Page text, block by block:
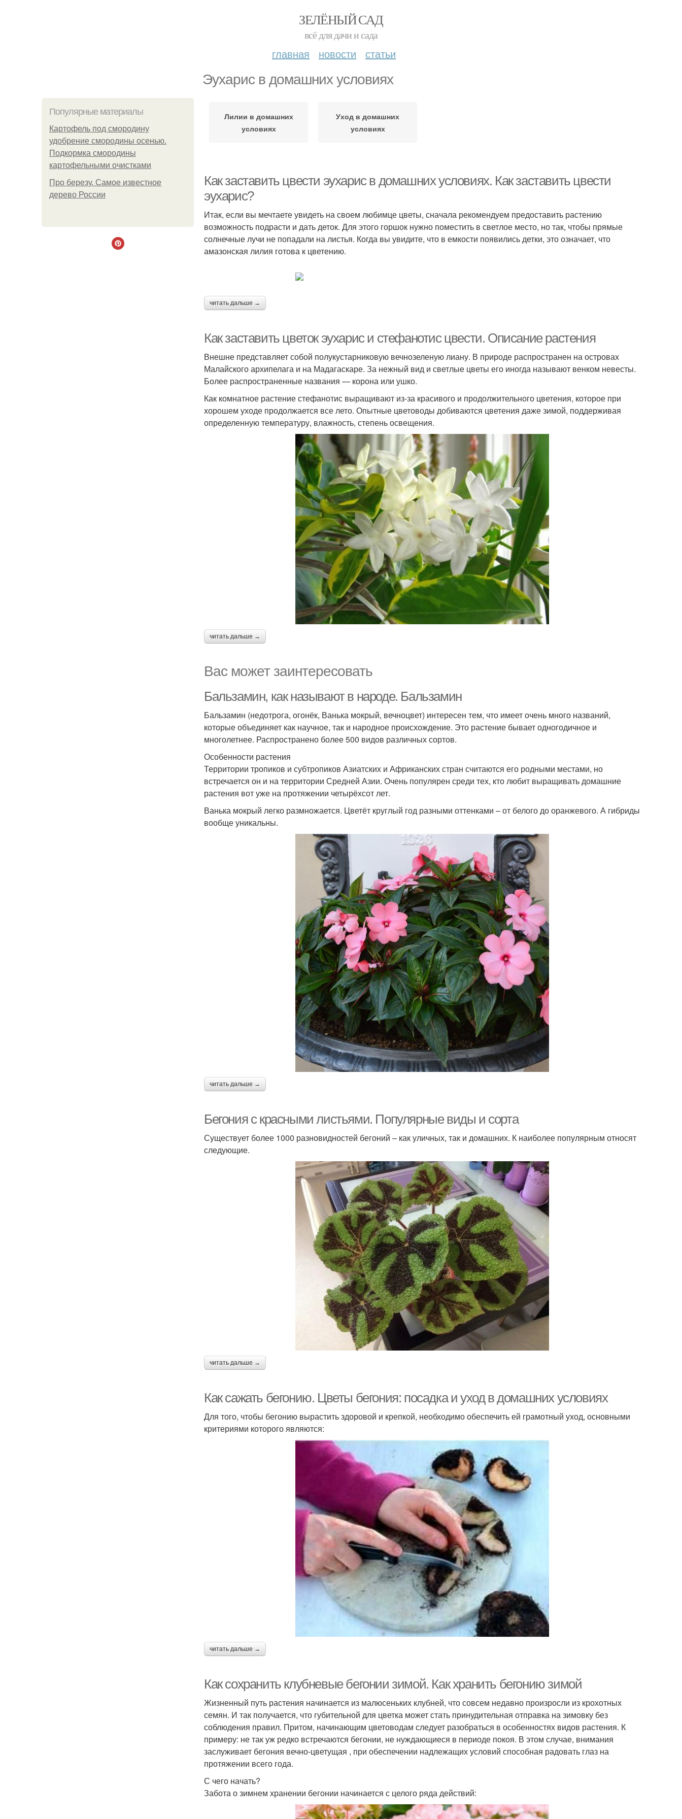
ЗЕЛЁНЫЙ САД
всё для дачи и сада
главная новости статьи
Эухарис в домашних условиях
Популярные материалы
Картофель под смородину
удобрение смородины осенью.
Подкормка смородины
картофельными очистками
Про березу. Самое известное
дерево России
Лилии в домашних
условиях
Уход в домашних
условиях
Как заставить цвести эухарис в домашних условиях. Как заставить цвести
эухарис?
Итак, если вы мечтаете увидеть на своем любимце цветы, сначала рекомендуем предоставить растению
возможность подрасти и дать деток. Для этого горшок нужно поместить в светлое место, но так, чтобы прямые
солнечные лучи не попадали на листья. Когда вы увидите, что в емкости появились детки, это означает, что
амазонская лилия готова к цветению.
читать дальше →
Как заставить цветок эухарис и стефанотис цвести. Описание растения
Внешне представляет собой полукустарниковую вечнозеленую лиану. В природе распространен на островах
Малайского архипелага и на Мадагаскаре. За нежный вид и светлые цветы его иногда называют венком невесты.
Более распространенные названия — корона или ушко.
Как комнатное растение стефанотис выращивают из-за красивого и продолжительного цветения, которое при
хорошем уходе продолжается все лето. Опытные цветоводы добиваются цветения даже зимой, поддерживая
определенную температуру, влажность, степень освещения.
читать дальше →
Вас может заинтересовать
Бальзамин, как называют в народе. Бальзамин
Бальзамин (недотрога, огонёк, Ванька мокрый, вечноцвет) интересен тем, что имеет очень много названий,
которые объединяет как научное, так и народное происхождение. Это растение бывает одногодичное и
многолетнее. Распространено более 500 видов различных сортов.
Особенности растения
Территории тропиков и субтропиков Азиатских и Африканских стран считаются его родными местами, но
встречается он и на территории Средней Азии. Очень популярен среди тех, кто любит выращивать домашние
растения вот уже на протяжении четырёхсот лет.
Ванька мокрый легко размножается. Цветёт круглый год разными оттенками – от белого до оранжевого. А гибриды
вообще уникальны.
читать дальше →
Бегония с красными листьями. Популярные виды и сорта
Существует более 1000 разновидностей бегоний – как уличных, так и домашних. К наиболее популярным относят
следующие.
читать дальше →
Как сажать бегонию. Цветы бегония: посадка и уход в домашних условиях
Для того, чтобы бегонию вырастить здоровой и крепкой, необходимо обеспечить ей грамотный уход, основными
критериями которого являются:
читать дальше →
Как сохранить клубневые бегонии зимой. Как хранить бегонию зимой
Жизненный путь растения начинается из малюсеньких клубней, что совсем недавно произросли из крохотных
семян. И так получается, что губительной для цветка может стать принудительная отправка на зимовку без
соблюдения правил. Притом, начинающим цветоводам следует разобраться в особенностях видов растения. К
примеру: не так уж редко встречаются бегонии, не нуждающиеся в периоде покоя. В этом случае, внимания
заслуживает бегония вечно-цветущая , при обеспечении надлежащих условий способная радовать глаз на
протяжении всего года.
С чего начать?
Забота о зимнем хранении бегонии начинается с целого ряда действий: